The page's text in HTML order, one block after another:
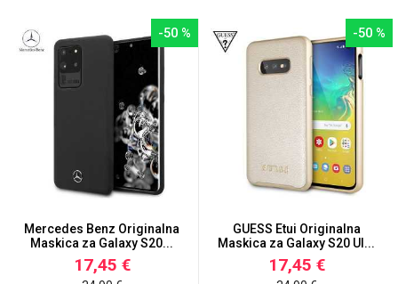
-50 %
Mercedes Benz Originalna
Maskica za Galaxy S20...
17,45 €
-50 %
GUESS Etui Originalna
Maskica za Galaxy S20 Ul...
17,45 €